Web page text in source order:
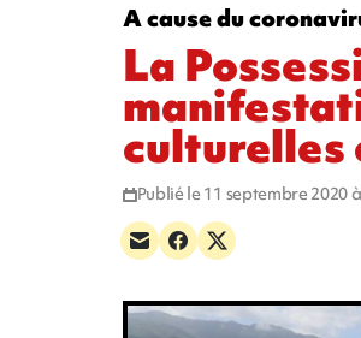
A cause du
La
culturelles
Publié le 11 septembre 2020